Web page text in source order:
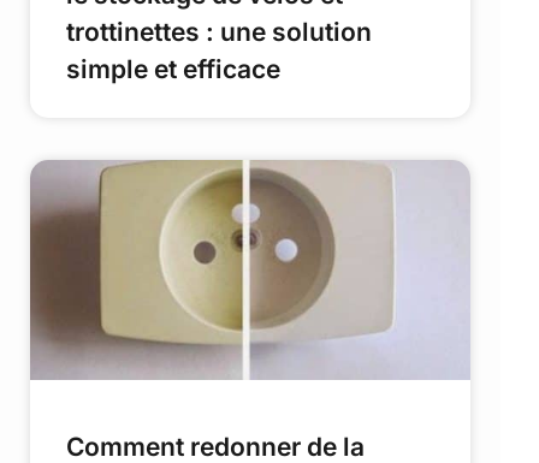
trottinettes : une solution
simple et efficace
Comment redonner de la